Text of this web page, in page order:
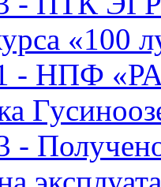
«100
- НПФ
-